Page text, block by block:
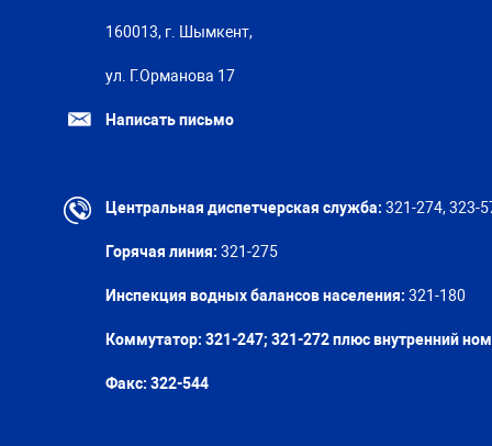
160013, г. Шымкент,
ул. Г.Орманова 17
Написать письмо
Центральная диспетчерская служба: 321-274, 323-
Горячая линия: 321-275
Инспекция водных балансов населения: 321-180
Коммутатор: 321-247; 321-272 плюс внутренний
Факс: 322-544